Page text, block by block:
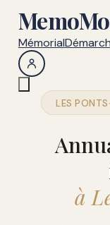
Mémorial
LES
à